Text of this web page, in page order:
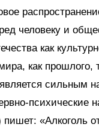
человеку и
как
как прошлого,
сильным
психические
«Алкоголь